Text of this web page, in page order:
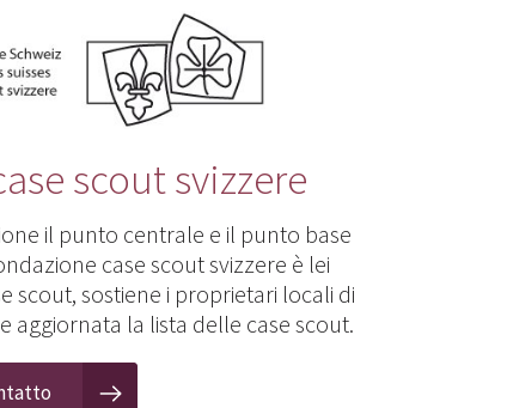
scout svizzere
il punto centrale e il punto base
case scout svizzere è lei
scout, sostiene i proprietari locali di
aggiornata la lista delle case scout.